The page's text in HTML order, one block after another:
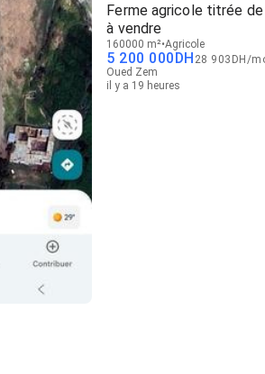
Ferme agricole titrée
à vendre
160000 m² Agricole
5 200 000DH 28 903 DH /
Oued Zem
il y a 19 heures